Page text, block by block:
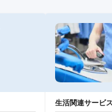
生活関連サービス